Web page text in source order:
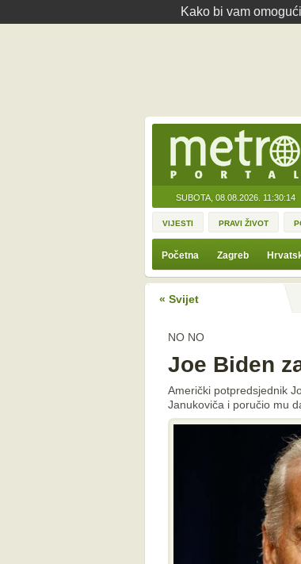
Kako bi vam
SUBOTA, 08.08.2026. 11:30:14
VIJESTI PRAVI ŽIVOT
Početna Zagreb
« Svijet
NO NO
Joe Biden
Američki potpredsjednik
Janukoviča i poručio mu